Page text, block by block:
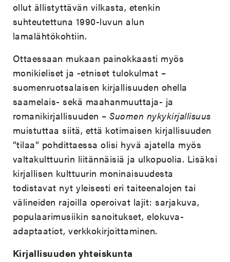
ollut ällistyttävän vilkasta, etenkin
suhteutettuna 1990-luvun alun
lamalähtökohtiin.
Ottaessaan mukaan painokkaasti myös
monikieliset ja -etniset tulokulmat –
suomenruotsalaisen kirjallisuuden ohella
saamelais- sekä maahanmuuttaja- ja
romanikirjallisuuden –Suomen nykykirjallisuus
muistuttaa siitä, että kotimaisen kirjallisuuden
”tilaa” pohdittaessa olisi hyvä ajatella myös
valtakulttuurin liitännäisiä ja ulkopuolia. Lisäksi
kirjallisen kulttuurin moninaisuudesta
todistavat nyt yleisesti eri taiteenalojen tai
välineiden rajoilla operoivat lajit: sarjakuva,
populaarimusiikin sanoitukset, elokuva-
adaptaatiot, verkkokirjoittaminen.
Kirjallisuuden yhteiskunta